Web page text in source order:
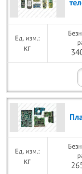
кг
кг